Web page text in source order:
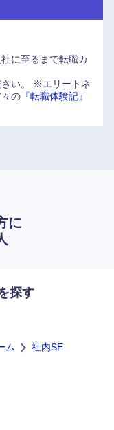
に至るまで転職カ
い。
※エリートネ
の 『転職体験記』
に
探す
ム
社内SE
県